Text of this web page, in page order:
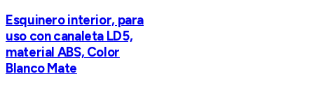
Esquinero interior, para
uso con canaleta LD5,
material ABS, Color
Blanco Mate